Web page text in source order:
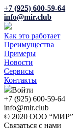
+7 (925) 600-59-64
info@mir.club
Как это работает
Преимущества
Примеры
Новости
Сервисы
Контакты
Войти
+7 (925) 600-59-64
info@mir.club
© 2020 ООО “МИР”
Связаться с нами